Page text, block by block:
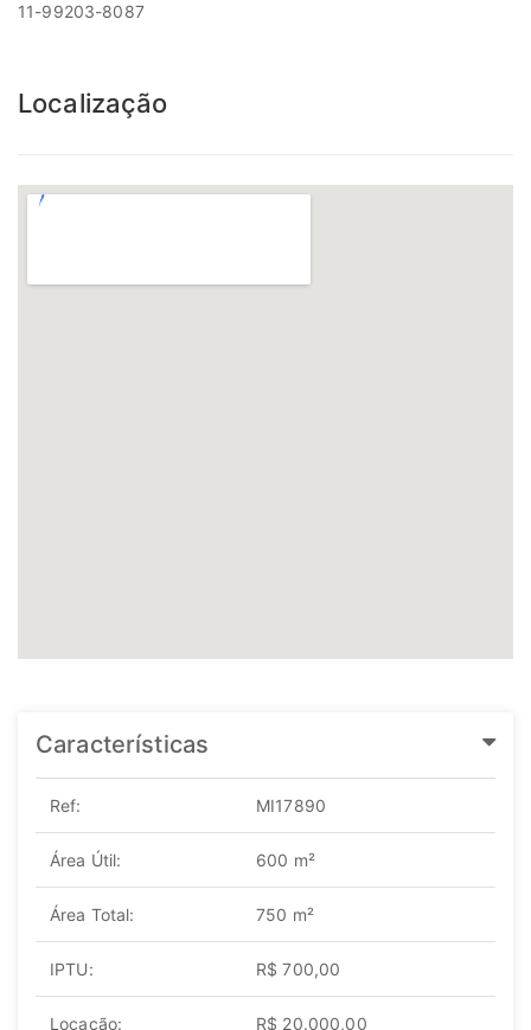
11-99203-8087
Localização
Características
Ref: MI17890
Área Útil: 600 m²
Área Total: 750 m²
IPTU: R$ 700,00
Locação: R$ 20.000,00